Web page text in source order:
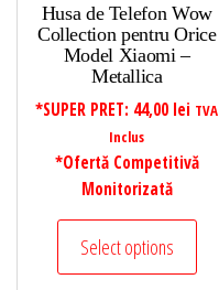
Husa de Telefon Wow
Collection pentru Orice
Model Xiaomi –
Metallica
*SUPER PRET: 44,00 lei TVA
Inclus
*Ofertă Competitivă
Monitorizată
Select options